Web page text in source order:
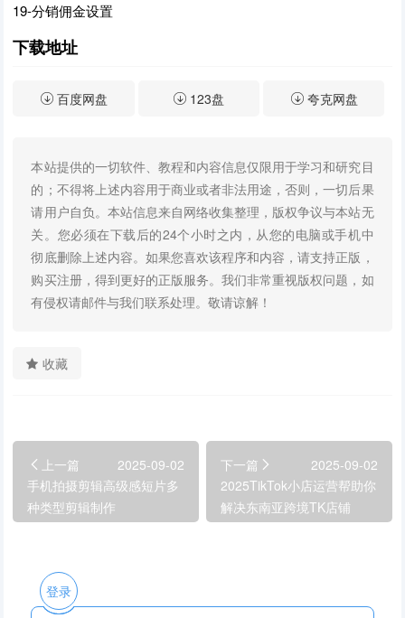
19-分销佣金设置
下载地址
百度网盘 123盘 夸克网盘
本站提供的一切软件、教程和内容信息仅限用于学习和研究目
的；不得将上述内容用于商业或者非法用途，否则，一切后果
请用户自负。本站信息来自网络收集整理，版权争议与本站无
关。您必须在下载后的24个小时之内，从您的电脑或手机中
彻底删除上述内容。如果您喜欢该程序和内容，请支持正版，
购买注册，得到更好的正版服务。我们非常重视版权问题，如
有侵权请邮件与我们联系处理。敬请谅解！
收藏
上一篇
2025-09-02
手机拍摄剪辑高级感短片多
种类型剪辑制作
下一篇
2025-09-02
2025TikTok小店运营帮助你
解决东南亚跨境TK店铺
登录